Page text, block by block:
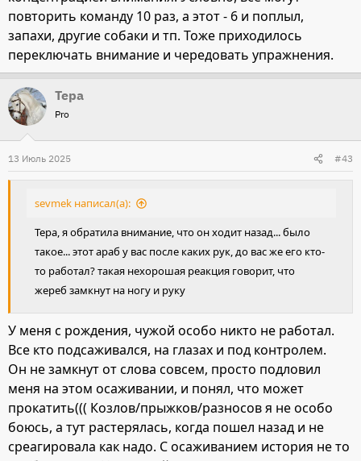
повторить команду 10 раз, а этот - 6 и поплыл,
запахи, другие собаки и тп. Тоже приходилось
переключать внимание и чередовать упражнения.
Тера
Pro
13 Июль 2025 #43
sevmek написал(а):
Тера, я обратила внимание, что он ходит назад... было
такое... этот араб у вас после каких рук, до вас же его кто-
то работал? такая нехорошая реакция говорит, что
жереб замкнут на ногу и руку
У меня с рождения, чужой особо никто не работал.
Все кто подсаживался, на глазах и под контролем.
Он не замкнут от слова совсем, просто подловил
меня на этом осаживании, и понял, что может
прокатить((( Козлов/прыжков/разносов я не особо
боюсь, а тут растерялась, когда пошел назад и не
среагировала как надо. С осаживанием история не то